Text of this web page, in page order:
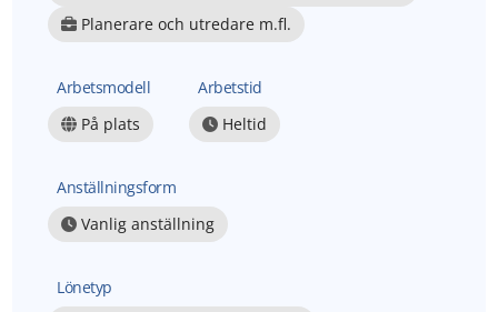
Planerare och utredare m.fl.
Arbetsmodell
På plats
Arbetstid
Heltid
Anställningsform
Vanlig anställning
Lönetyp